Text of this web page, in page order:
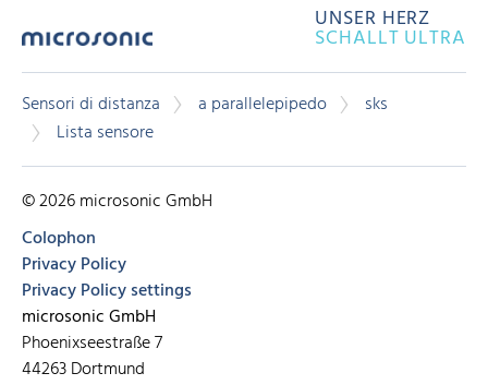
UNSER HERZ
SCHALLT ULTRA
Sensori di distanza a parallelepipedo
sks
Lista sensore
© 2026 microsonic GmbH
Colophon
Privacy Policy
Privacy Policy settings
microsonic GmbH
Phoenixseestraße 7
44263 Dortmund